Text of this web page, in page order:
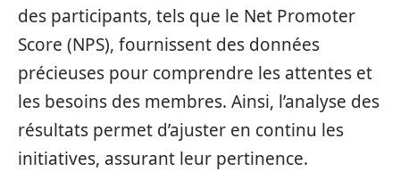
des participants, tels que le Net Promoter
Score (NPS), fournissent des données
précieuses pour comprendre les attentes et
les besoins des membres. Ainsi, l’analyse des
résultats permet d’ajuster en continu les
initiatives, assurant leur pertinence.